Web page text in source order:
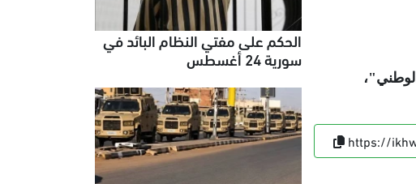
https://
الحكم على مفتي النظام البائد في
سورية 24 أغسطس